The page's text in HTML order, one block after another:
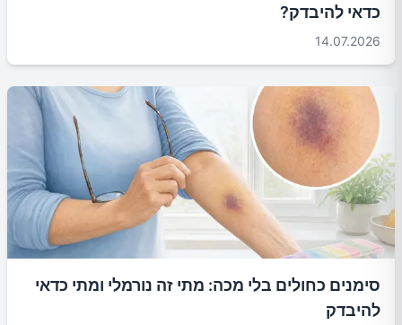
כדאי להיבדק?
14.07.2026
סימנים כחולים בלי מכה: מתי זה נורמלי ומתי כדאי
להיבדק